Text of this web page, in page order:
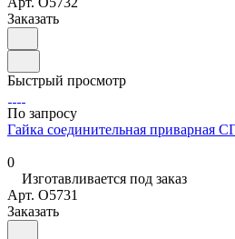
Заказать
Быстрый просмотр
По запросу
Гайка соединительная приварная
0
Изготавливается под заказ
Арт. O5731
Заказать